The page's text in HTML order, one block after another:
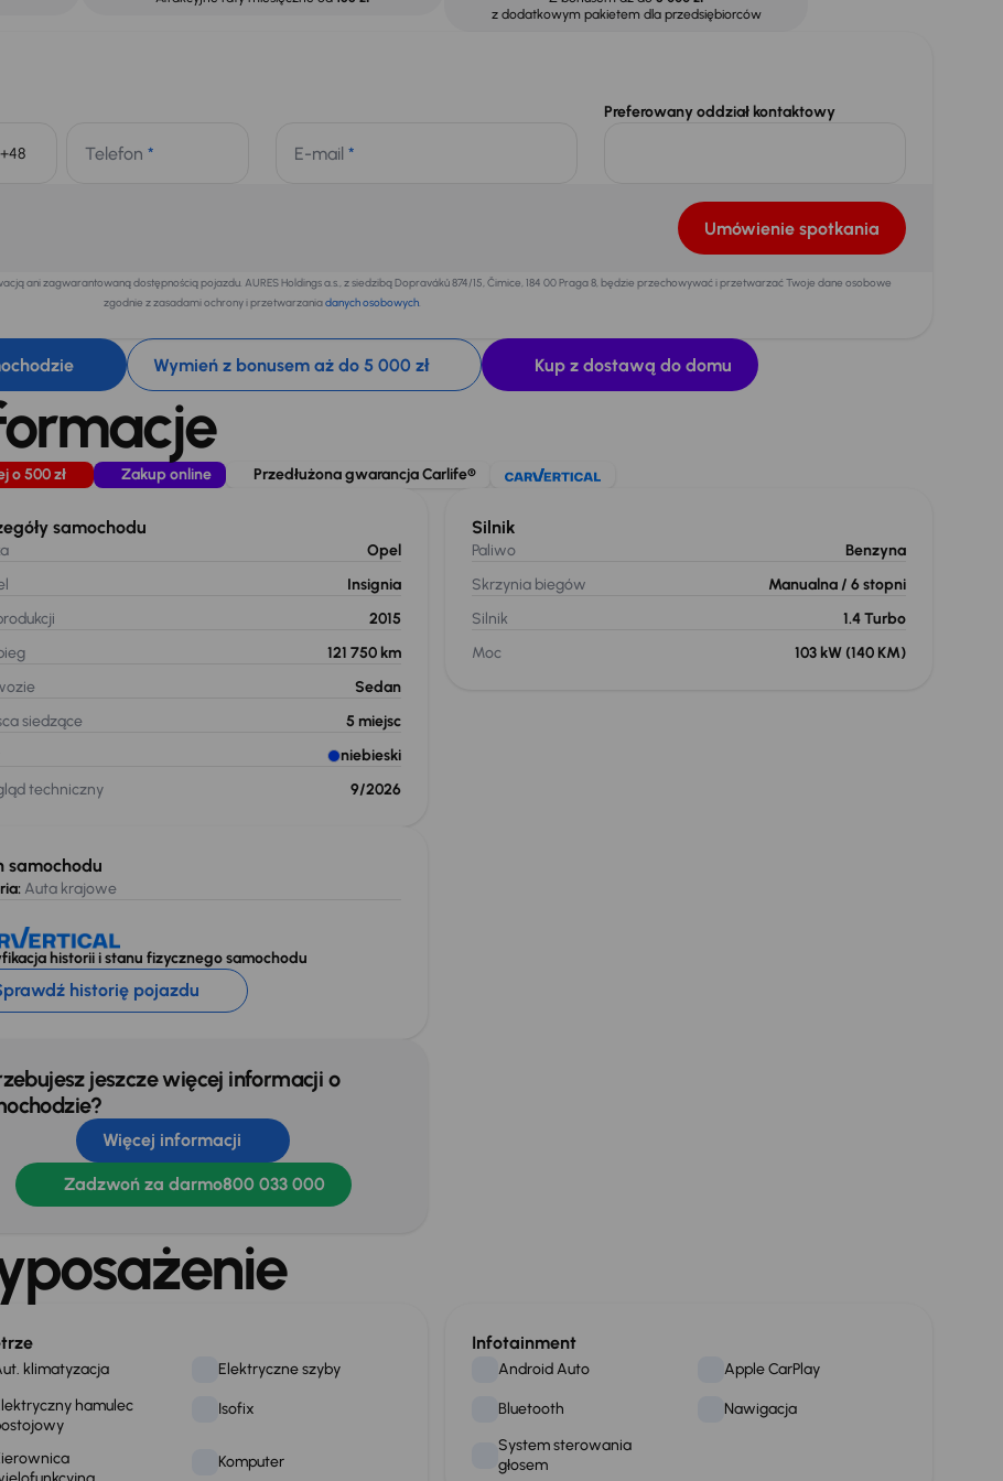
z dodatkowym pakietem dla przedsiębiorców
Telefon * E-mail *
Preferowany oddział kontaktowy
Umówienie spotkania
ani zagwarantowaną dostępnością pojazdu. AURES Holdings a.s., z siedzibą Dopraváků 874/15, Čimice, 184 00 Praga 8, będzie przechowywać i przetwarzać Twoje dane osobowe
zgodnie z zasadami ochrony i przetwarzaniadanych osobowych.
Wymień z bonusem aż do 5 000 zł Kup z dostawą do domu
o 500 zł Zakup online Przedłużona gwarancja Carlife®
samochodu
Opel
Insignia
2015
121 750 km
Sedan
siedzące
5 miejsc
niebieski
techniczny
9/2026
samochodu
Auta krajowe
historii i stanu fizycznego samochodu
historię pojazdu
jeszcze więcej informacji o
Więcej informacji
Zadzwoń za darmo800 033 000
Silnik
Paliwo
Benzyna
Skrzynia biegów
Manualna / 6 stopni
Silnik
1.4 Turbo
Moc
103 kW (140 KM)
klimatyzacja
Elektryczne szyby
hamulec
Isofix
Komputer
Infotainment
Android Auto Apple CarPlay
Bluetooth
Nawigacja
System sterowania
głosem